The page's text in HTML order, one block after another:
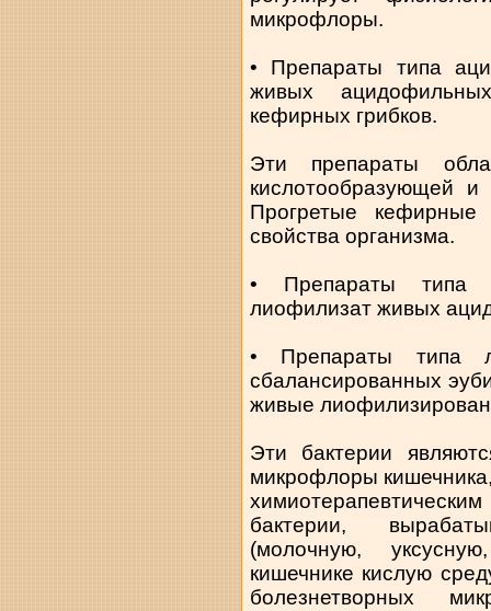
микрофлоры.
• Препараты типа
живых
кефирных грибков.
Эти препараты
кислотообразующей и
Прогретые кефирные
свойства организма.
• Препараты типа
лиофилизат живых
• Препараты типа
сбалансированных
живые
Эти бактерии
микрофлоры
бактерии,
(молочную,
кишечнике кислую
болезнетворных